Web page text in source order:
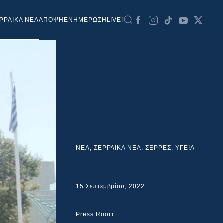
ΝΕΑΑΠΟΨΗ ΕΝΗΜΕΡΩΣΗ LIVE!
NEA, ΣΕΡΡΑΙΚΑ ΝΕΑ, ΣΕΡΡΕΣ, ΥΓΕΙΑ
15 Σεπτεμβρίου, 2022
Press Room